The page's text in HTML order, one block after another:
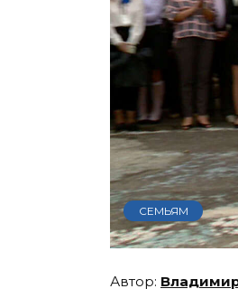
СЕМЬЯМ